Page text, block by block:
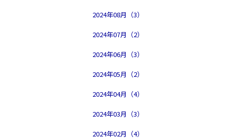
2024年08月（3）
2024年07月（2）
2024年06月（3）
2024年05月（2）
2024年04月（4）
2024年03月（3）
2024年02月（4）